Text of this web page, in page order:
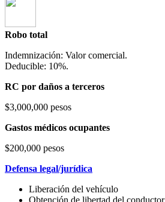
Robo total
Indemnización: Valor comercial.
Deducible: 10%.
RC por daños a terceros
$3,000,000 pesos
Gastos médicos ocupantes
$200,000 pesos
Defensa legal/jurídica
Liberación del vehículo
Obtención de libertad del conductor